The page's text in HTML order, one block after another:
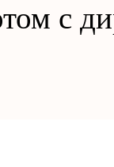
с